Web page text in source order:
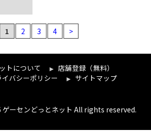
1 2 3 4 >
トについて
店舗登録（無料）
イバシーポリシー
サイトマップ
ーセンどっとネット All rights reserved.